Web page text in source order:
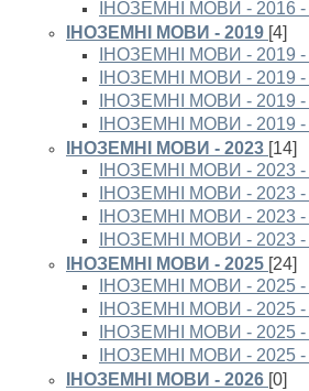
ІНОЗЕМНІ МОВИ - 2016 -
ІНОЗЕМНІ МОВИ - 2019 [4]
ІНОЗЕМНІ МОВИ - 2019 -
ІНОЗЕМНІ МОВИ - 2019 -
ІНОЗЕМНІ МОВИ - 2019 -
ІНОЗЕМНІ МОВИ - 2019 -
ІНОЗЕМНІ МОВИ - 2023 [14]
ІНОЗЕМНІ МОВИ - 2023 -
ІНОЗЕМНІ МОВИ - 2023 -
ІНОЗЕМНІ МОВИ - 2023 -
ІНОЗЕМНІ МОВИ - 2023 -
ІНОЗЕМНІ МОВИ - 2025 [24]
ІНОЗЕМНІ МОВИ - 2025 -
ІНОЗЕМНІ МОВИ - 2025 -
ІНОЗЕМНІ МОВИ - 2025 -
ІНОЗЕМНІ МОВИ - 2025 -
ІНОЗЕМНІ МОВИ - 2026 [0]